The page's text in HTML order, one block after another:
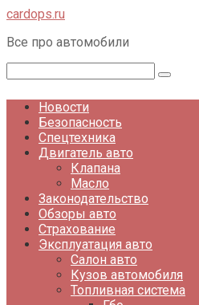
Перейти
контенту
cardops.ru
Все про автомобили
Новости
Безопасность
Спецтехника
Двигатель авто
Клапана
Масло
Законодательство
Обзоры авто
Страхование
Эксплуатация авто
Салон авто
Кузов автомобиля
Топливная система